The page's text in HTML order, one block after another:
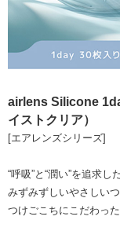
airlens Silicone
イストクリア）
[エアレンズシリーズ]
“呼吸”と“潤い”を追求し
みずみずしいやさしい
つけごこちにこだわっ